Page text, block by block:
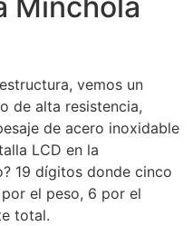
vemos un
de alta resistencia,
de acero inoxidable
LCD en la
19 dígitos donde cinco
el peso, 6 por el
total.